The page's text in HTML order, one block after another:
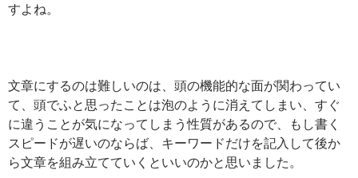
すよね。
文章にするのは難しいのは、頭の機能的な面が関わってい
て、頭でふと思ったことは泡のように消えてしまい、すぐ
に違うことが気になってしまう性質があるので、もし書く
スピードが遅いのならば、キーワードだけを記入して後か
ら文章を組み立てていくといいのかと思いました。